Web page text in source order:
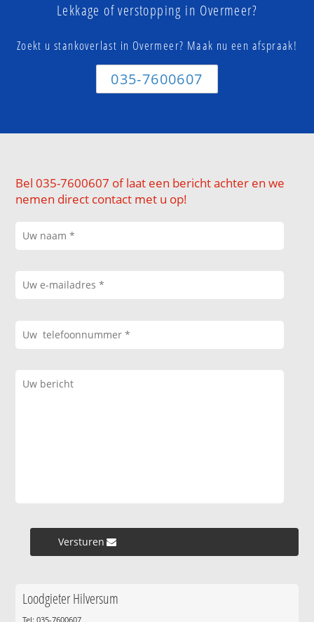
Lekkage of verstopping in Overmeer?
Zoekt u stankoverlast in Overmeer? Maak nu een afspraak!
035-7600607
Bel 035-7600607 of laat een bericht achter en we
nemen direct contact met u op!
Versturen »
Loodgieter Hilversum
Tel: 035-7600607